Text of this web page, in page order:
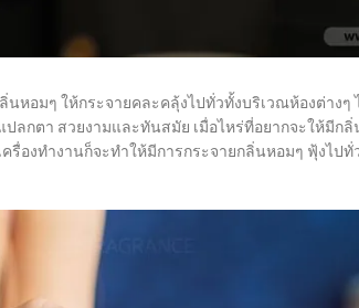
หอมๆ ให้กระจายคละคลุ้งไปทั่วทั้งบริเวณห้องต่างๆ
กตา สวยงามและทันสมัย เมื่อไหร่ที่อยากจะให้มีก
รื่องทำงานก็จะทำให้มีการกระจายกลิ่นหอมๆ ฟุ้งไป